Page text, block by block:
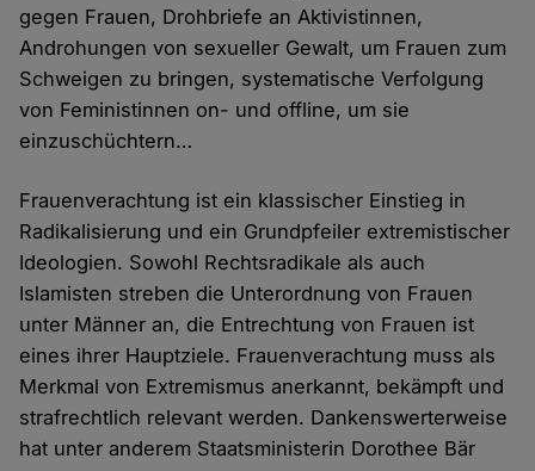
gegen Frauen, Drohbriefe an Aktivistinnen,
Androhungen von sexueller Gewalt, um Frauen zum
Schweigen zu bringen, systematische Verfolgung
von Feministinnen on- und offline, um sie
einzuschüchtern…
Frauenverachtung ist ein klassischer Einstieg in
Radikalisierung und ein Grundpfeiler extremistischer
Ideologien. Sowohl Rechtsradikale als auch
Islamisten streben die Unterordnung von Frauen
unter Männer an, die Entrechtung von Frauen ist
eines ihrer Hauptziele. Frauenverachtung muss als
Merkmal von Extremismus anerkannt, bekämpft und
strafrechtlich relevant werden. Dankenswerterweise
hat unter anderem Staatsministerin Dorothee Bär